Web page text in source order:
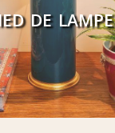
de lampe